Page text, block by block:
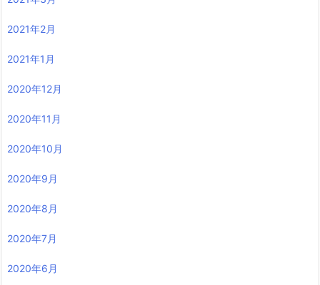
2021年2月
2021年1月
2020年12月
2020年11月
2020年10月
2020年9月
2020年8月
2020年7月
2020年6月